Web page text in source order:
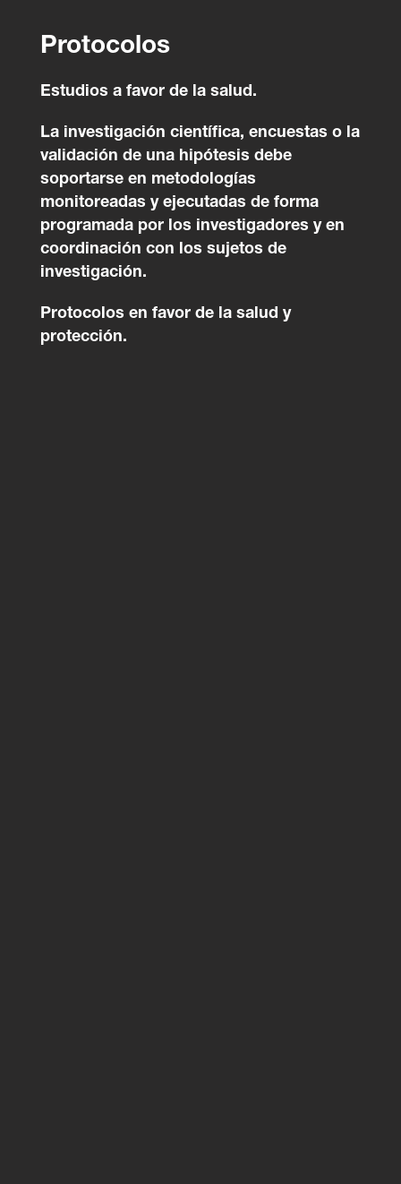
Protocolos
Estudios a favor de la salud.
La investigación científica, encuestas o la
validación de una hipótesis debe
soportarse en metodologías
monitoreadas y ejecutadas de forma
programada por los investigadores y en
coordinación con los sujetos de
investigación.
Protocolos en favor de la salud y
protección.